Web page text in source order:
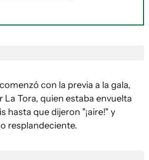
con la previa a la gala,
Tora, quien estaba envuelta
hasta que dijeron "¡aire!" y
resplandeciente.